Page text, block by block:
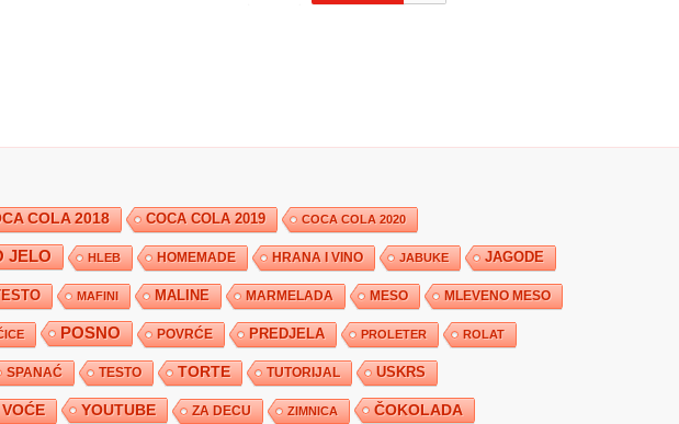
COLA 2018 COCA COLA 2019 COCA COLA 2020
JELO HLEB HOMEMADE HRANA I VINO JABUKE JAGODE
MAFINI MALINE MARMELADA MESO MLEVENO MESO
POSNO POVRĆE PREDJELA PROLETER ROLAT
SPANAĆ TESTO TORTE TUTORIJAL USKRS
VOĆE YOUTUBE ZA DECU ZIMNICA ČOKOLADA